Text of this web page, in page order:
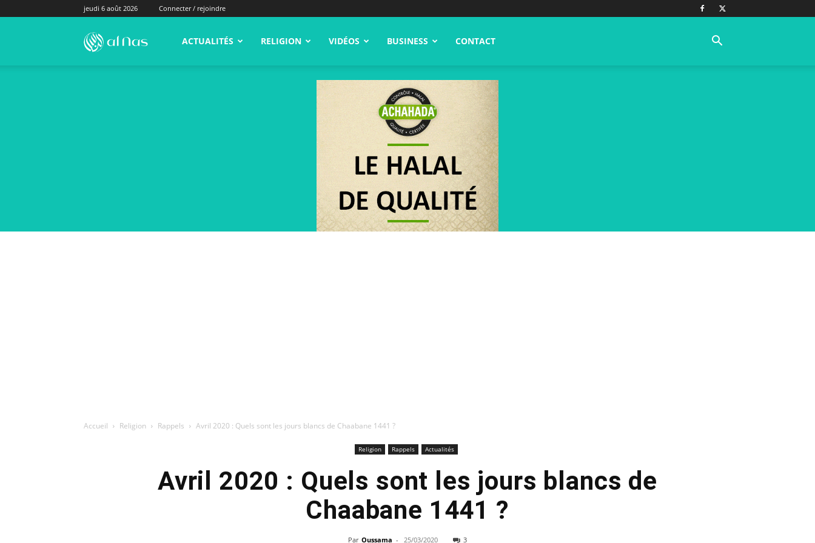
jeudi 6 août 2026 Connecter / rejoindre
alNas.fr ACTUALITÉS RELIGION VIDÉOS BUSINESS CONTACT
Accueil Religion Rappels Avril 2020 : Quels sont les jours blancs de Chaabane 1441 ?
Religion Rappels Actualités
Avril 2020 : Quels sont les jours blancs de
Chaabane 1441 ?
Par Oussama - 25/03/2020 3